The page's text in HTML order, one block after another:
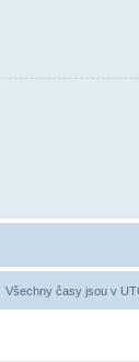
Všechny časy jsou v